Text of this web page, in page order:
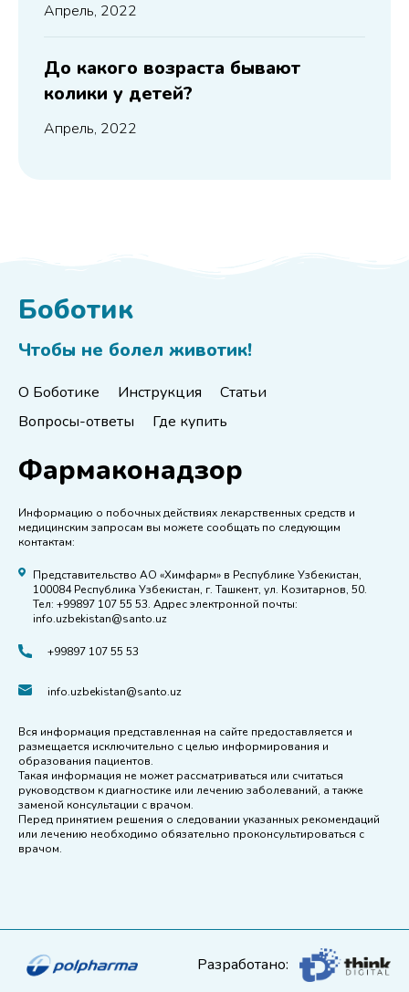
Апрель, 2022
До какого возраста бывают
колики у детей?
Апрель, 2022
Боботик
Чтобы не болел животик!
О Боботике Инструкция
Статьи
Вопросы-ответы
Где купить
Фармаконадзор
Информацию о побочных действиях лекарственных средств и
медицинским запросам вы можете сообщать по следующим
контактам:
Представительство АО «Химфарм» в Республике Узбекистан,
100084 Республика Узбекистан, г. Ташкент, ул. Козитарнов, 50.
Тел: +99897 107 55 53. Адрес электронной почты:
info.uzbekistan@santo.uz
+99897 107 55 53
info.uzbekistan@santo.uz
Вся информация представленная на сайте предоставляется и
размещается исключительно с целью информирования и
образования пациентов.
Такая информация не может рассматриваться или считаться
руководством к диагностике или лечению заболеваний, а также
заменой консультации с врачом.
Перед принятием решения о следовании указанных рекомендаций
или лечению необходимо обязательно проконсультироваться с
врачом.
Разработано: